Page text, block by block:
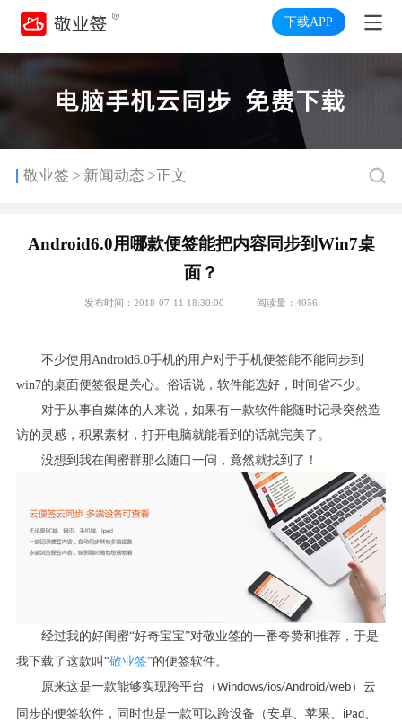
下载APP
敬业签 > 新闻动态 >正文
Android6.0用哪款便签能把内容同步到Win7桌
面？
发布时间：2018-07-11 18:30:00 阅读量：4056
不少使用Android6.0手机的用户对于手机便签能不能同步到
win7的桌面便签很是关心。俗话说，软件能选好，时间省不少。
对于从事自媒体的人来说，如果有一款软件能随时记录突然造
访的灵感，积累素材，打开电脑就能看到的话就完美了。
没想到我在闺蜜群那么随口一问，竟然就找到了！
经过我的好闺蜜“好奇宝宝”对敬业签的一番夸赞和推荐，于是
我下载了这款叫“敬业签”的便签软件。
原来这是一款能够实现跨平台（Windows/ios/Android/web）云
同步的便签软件，同时也是一款可以跨设备（安卓、苹果、
iPad、